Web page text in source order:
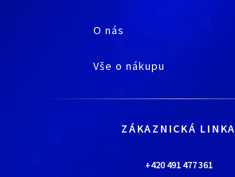
O nás
O společnosti
Kontaktní údaje
Bylo nebylo…
Vše o nákupu
Jak nakupovat
Nejčastěji kladené dotazy
ZÁKAZNICKÁ LINKA
+420 491 477 361